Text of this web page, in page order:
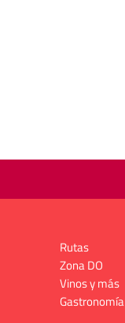
Rutas
Zona DO
Vinos y más
Gastronomía